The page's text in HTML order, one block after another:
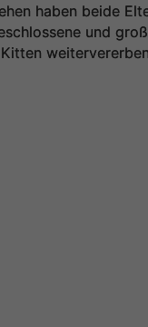
haben beide
und